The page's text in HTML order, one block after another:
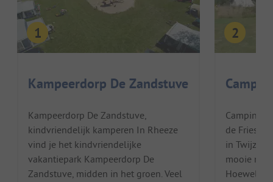
Kampeerdorp De Zandstuve
Kampeerdorp De Zandstuve,
kindvriendelijk kamperen In Rheeze
vind je het kindvriendelijke
vakantiepark Kampeerdorp De
Zandstuve, midden in het groen. Veel
Camping
de Friese
in Twijzel
mooie
Hoewel